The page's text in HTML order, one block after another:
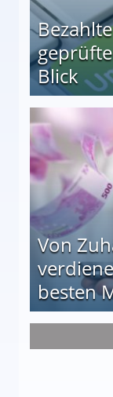
Blick
auf einen Blick
Von
besten
die 15 besten